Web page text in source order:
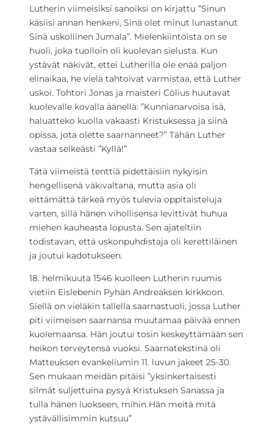
Lutherin viimeisiksi sanoiksi on kirjattu ”Sinun
käsiisi annan henkeni, Sinä olet minut lunastanut
Sinä uskollinen Jumala”. Mielenkiintoista on se
huoli, joka tuolloin oli kuolevan sielusta. Kun
ystävät näkivät, ettei Lutherilla ole enää paljon
elinaikaa, he vielä tahtoivat varmistaa, että Luther
uskoi. Tohtori Jonas ja maisteri Cölius huutavat
kuolevalle kovalla äänellä: ”Kunnianarvoisa isä,
haluatteko kuolla vakaasti Kristuksessa ja siinä
opissa, jota olette saarnanneet?” Tähän Luther
vastaa selkeästi ”Kyllä!”
Tätä viimeistä tenttiä pidettäisiin nykyisin
hengellisenä väkivaltana, mutta asia oli
eittämättä tärkeä myös tulevia oppitaisteluja
varten, sillä hänen vihollisensa levittivät huhua
miehen kauheasta lopusta. Sen ajateltiin
todistavan, että uskonpuhdistaja oli kerettiläinen
ja joutui kadotukseen.
18. helmikuuta 1546 kuolleen Lutherin ruumis
vietiin Eislebenin Pyhän Andreaksen kirkkoon.
Siellä on vieläkin tallella saarnastuoli, jossa Luther
piti viimeisen saarnansa muutamaa päivää ennen
kuolemaansa. Hän joutui tosin keskeyttämään sen
heikon terveytensä vuoksi. Saarnatekstinä oli
Matteuksen evankeliumin 11. luvun jakeet 25-30.
Sen mukaan meidän pitäisi ”yksinkertaisesti
silmät suljettuina pysyä Kristuksen Sanassa ja
tulla hänen luokseen, mihin Hän meitä mitä
ystävällisimmin kutsuu”